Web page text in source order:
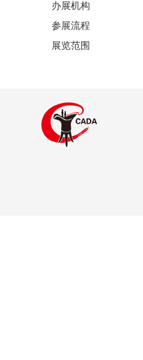
办展机构
参展流程
展览范围